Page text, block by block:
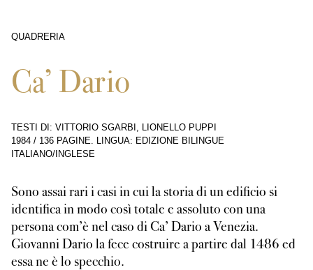
QUADRERIA
Ca’ Dario
TESTI DI: VITTORIO SGARBI, LIONELLO PUPPI
1984 / 136 PAGINE. LINGUA: EDIZIONE BILINGUE
ITALIANO/INGLESE
Sono assai rari i casi in cui la storia di un edificio si
identifica in modo così totale e assoluto con una
persona com’è nel caso di Ca’ Dario a Venezia.
Giovanni Dario la fece costruire a partire dal 1486 ed
essa ne è lo specchio.